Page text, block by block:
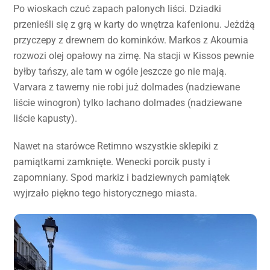
Po wioskach czuć zapach palonych liści. Dziadki
przenieśli się z grą w karty do wnętrza kafenionu. Jeżdżą
przyczepy z drewnem do kominków. Markos z Akoumia
rozwozi olej opałowy na zimę. Na stacji w Kissos pewnie
byłby tańszy, ale tam w ogóle jeszcze go nie mają.
Varvara z tawerny nie robi już dolmades (nadziewane
liście winogron) tylko lachano dolmades (nadziewane
liście kapusty).
Nawet na starówce Retimno wszystkie sklepiki z
pamiątkami zamknięte. Wenecki porcik pusty i
zapomniany. Spod markiz i badziewnych pamiątek
wyjrzało piękno tego historycznego miasta.